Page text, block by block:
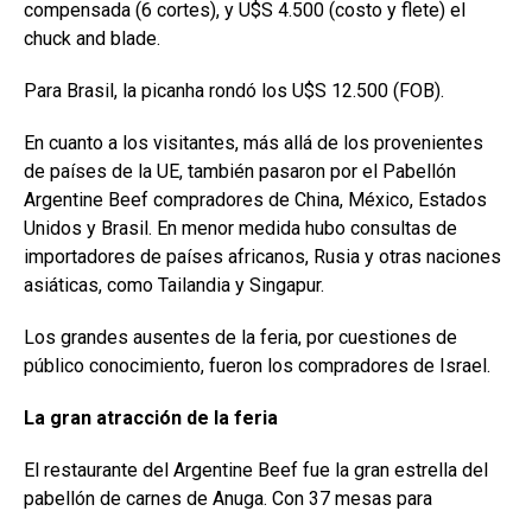
compensada (6 cortes), y U$S 4.500 (costo y flete) el
chuck and blade.
Para Brasil, la picanha rondó los U$S 12.500 (FOB).
En cuanto a los visitantes, más allá de los provenientes
de países de la UE, también pasaron por el Pabellón
Argentine Beef compradores de China, México, Estados
Unidos y Brasil. En menor medida hubo consultas de
importadores de países africanos, Rusia y otras naciones
asiáticas, como Tailandia y Singapur.
Los grandes ausentes de la feria, por cuestiones de
público conocimiento, fueron los compradores de Israel.
La gran atracción de la feria
El restaurante del Argentine Beef fue la gran estrella del
pabellón de carnes de Anuga. Con 37 mesas para